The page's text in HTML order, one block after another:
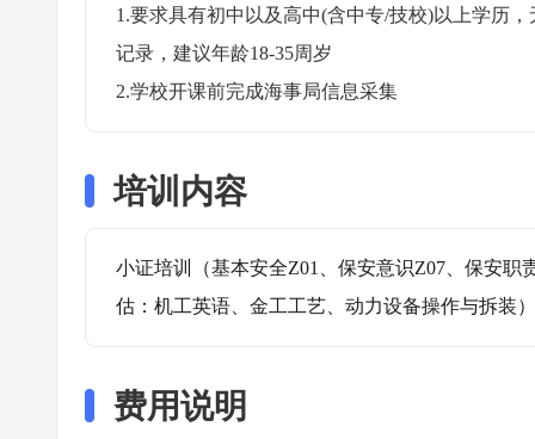
1.要求具有初中以及高中(含中专/技校)以上学历
记录，建议年龄18-35周岁
2.学校开课前完成海事局信息采集
培训内容
小证培训（基本安全Z01、保安意识Z07、保安
估：机工英语、金工工艺、动力设备操作与拆装）
费用说明